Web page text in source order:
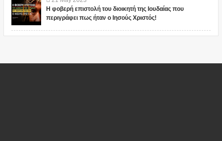
Η φοβερή επιστολή του διοικητή της Ιουδαίας που
περιγράφει πως ήταν ο Ιησούς Χριστός!